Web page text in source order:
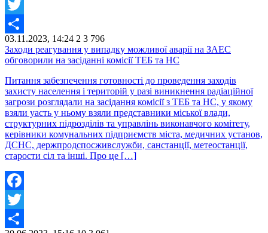
Facebook
Twitter
Share
03.11.2023, 14:24 2 3 796
Заходи реагування у випадку можливої аварії на ЗАЕС
обговорили на засіданні комісії ТЕБ та НС
Питання забезпечення готовності до проведення заходів
захисту населення і територій у разі виникнення радіаційної
загрози розглядали на засідання комісії з ТЕБ та НС, у якому
взяли уасть у ньому взяли представники міської влади,
структурних підрозділів та управлінь виконавчого комітету,
керівники комунальних підприємств міста, медичних установ,
ДСНС, держпродспосживслужби, санстанції, метеостанції,
старости сіл та інші. Про це […]
Facebook
Twitter